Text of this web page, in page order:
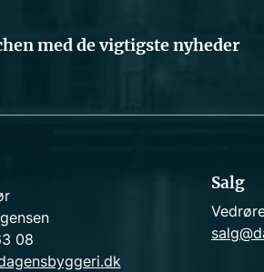
med de vigtigste nyheder
08
Salg